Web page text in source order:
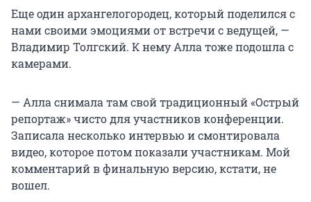
Еще один архангелогородец, который поделился с
нами своими эмоциями от встречи с ведущей, —
Владимир Толгский. К нему Алла тоже подошла с
камерами.
— Алла снимала там свой традиционный «Острый
репортаж» чисто для участников конференции.
Записала несколько интервью и смонтировала
видео, которое потом показали участникам. Мой
комментарий в финальную версию, кстати, не
вошел.